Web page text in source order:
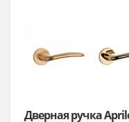
Дверная ручка